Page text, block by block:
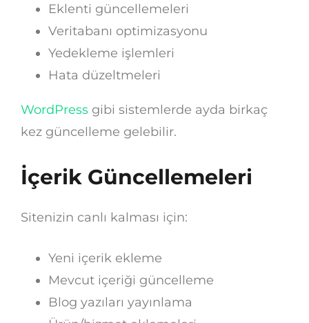
Eklenti güncellemeleri
Veritabanı optimizasyonu
Yedekleme işlemleri
Hata düzeltmeleri
WordPress gibi sistemlerde ayda birkaç
kez güncelleme gelebilir.
İçerik Güncellemeleri
Sitenizin canlı kalması için:
Yeni içerik ekleme
Mevcut içeriği güncelleme
Blog yazıları yayınlama